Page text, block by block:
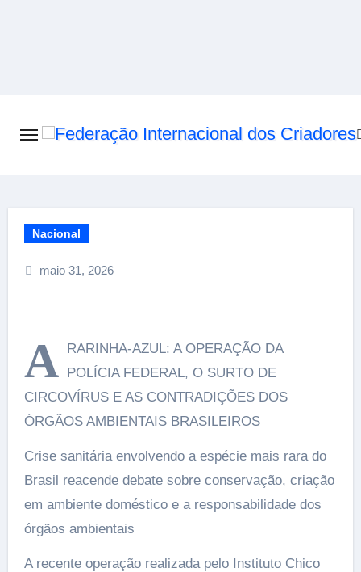
Nacional
maio 31, 2026
A RARINHA-AZUL: A OPERAÇÃO DA
POLÍCIA FEDERAL, O SURTO DE
CIRCOVÍRUS E AS CONTRADIÇÕES DOS
ÓRGÃOS AMBIENTAIS BRASILEIROS
Crise sanitária envolvendo a espécie mais rara do
Brasil reacende debate sobre conservação, criação
em ambiente doméstico e a responsabilidade dos
órgãos ambientais
A recente operação realizada pelo Instituto Chico